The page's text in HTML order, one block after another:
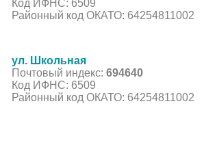
Код ИФНС: 6509
Районный код ОКАТО: 64254811002
ул. Школьная
Почтовый индекс: 694640
Код ИФНС: 6509
Районный код ОКАТО: 64254811002